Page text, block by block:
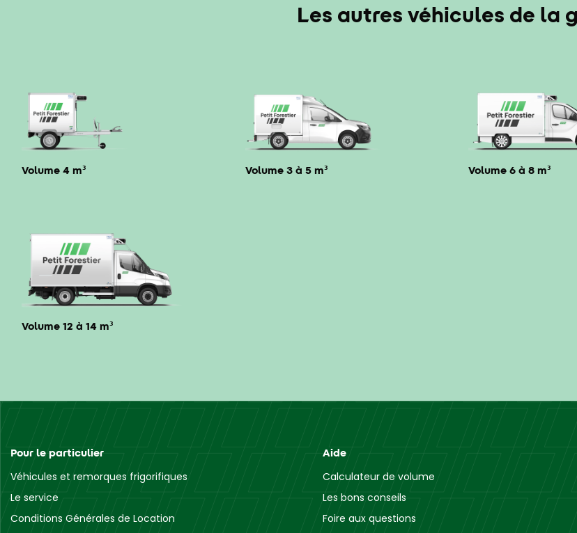
Les autres véhicules de la
Volume 4 m³ Volume 3 à 5 m³ Volume 6 à 8 m³
Volume 12 à 14 m³
Pour le particulier
Véhicules et remorques frigorifiques
Le service
Conditions Générales de Location
Aide
Calculateur de volume
Les bons conseils
Foire aux questions